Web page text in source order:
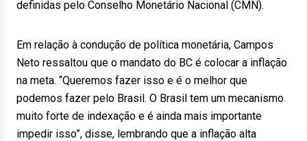
definidas pelo Conselho Monetário Nacional (CMN).
Em relação à condução de política monetária, Campos
Neto ressaltou que o mandato do BC é colocar a inflação
na meta. “Queremos fazer isso e é o melhor que
podemos fazer pelo Brasil. O Brasil tem um mecanismo
muito forte de indexação e é ainda mais importante
impedir isso”, disse, lembrando que a inflação alta